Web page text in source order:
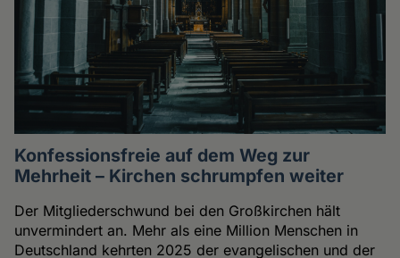
Konfessionsfreie auf dem Weg zur
Mehrheit – Kirchen schrumpfen weiter
Der Mitgliederschwund bei den Großkirchen hält
unvermindert an. Mehr als eine Million Menschen in
Deutschland kehrten 2025 der evangelischen und der